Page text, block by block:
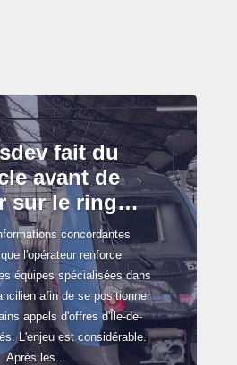
fait du
avant de
sur le ring…
concordantes
l'opérateur renforce
équipes spécialisées dans
afin de se positionner
appels d'offres d'Île-de-
L'enjeu est considérable.
Après les...